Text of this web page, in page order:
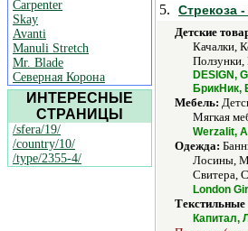
Carpenter
Skay
Avanti
Manuli Stretch
Mr. Blade
Северная Корона
ИНТЕРЕСНЫЕ
СТРАНИЦЫ
/sfera/19/
/country/10/
/type/2355-4/
5. Стрекоза
Детские
Качалки,
DESIGN,
БрикНик,
Мебель:
Мягкая
Werzalit,
Одежда:
Лосины,
Свитера,
London
Текстильные
Капитал,